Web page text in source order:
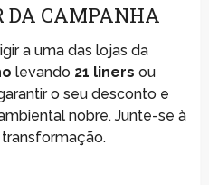
DA CAMPANHA
a uma das lojas da
levando 21 liners ou
o seu desconto e
nobre. Junte-se à